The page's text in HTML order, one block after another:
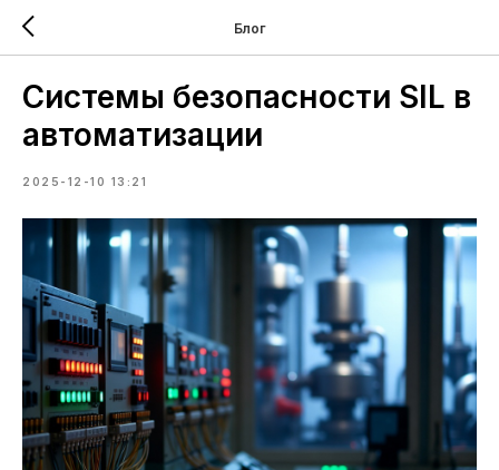
Блог
Системы безопасности SIL в
автоматизации
2025-12-10 13:21